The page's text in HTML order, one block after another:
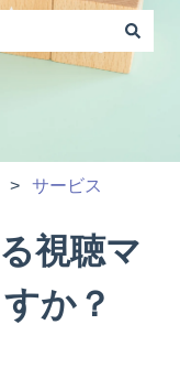
りません。
サービス
視聴マ
か？